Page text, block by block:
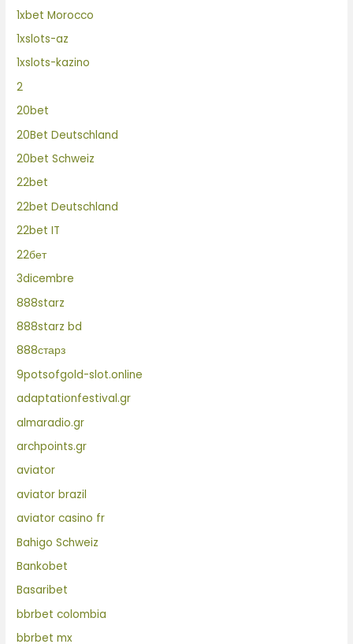
1xbet Morocco
1xslots-az
1xslots-kazino
2
20bet
20Bet Deutschland
20bet Schweiz
22bet
22bet Deutschland
22bet IT
22бет
3dicembre
888starz
888starz bd
888старз
9potsofgold-slot.online
adaptationfestival.gr
almaradio.gr
archpoints.gr
aviator
aviator brazil
aviator casino fr
Bahigo Schweiz
Bankobet
Basaribet
bbrbet colombia
bbrbet mx